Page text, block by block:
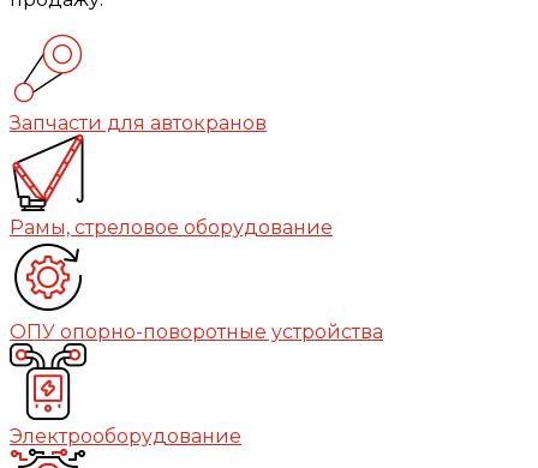
Запчасти для автокранов
Рамы, стреловое оборудование
ОПУ опорно-поворотные устройства
Электрооборудование